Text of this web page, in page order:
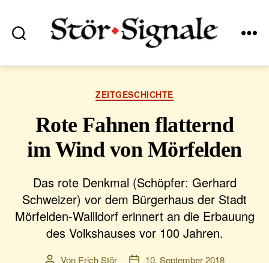
Kategorien
ZEITGESCHICHTE
Rote Fahnen flatternd
im Wind von Mörfelden
Das rote Denkmal (Schöpfer: Gerhard
Schweizer) vor dem Bürgerhaus der Stadt
Mörfelden-Wallldorf erinnert an die Erbauung
des Volkshauses vor 100 Jahren.
Beitragsautor
Von Erich Stör Veröffentlichungsdatum
10. September 2018